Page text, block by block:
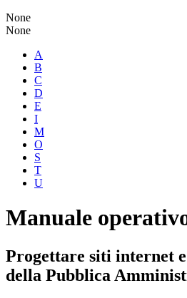
None
None
A
B
C
D
E
I
M
O
S
T
U
Manuale
Progettare siti internet
della Pubblica